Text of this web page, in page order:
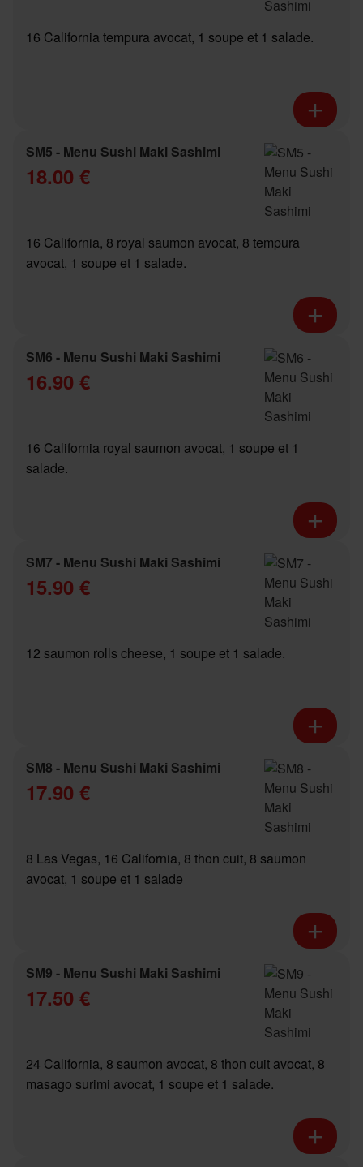
16 California tempura avocat, 1 soupe et 1 salade.
SM5 - Menu Sushi Maki Sashimi
18.00 €
16 California, 8 royal saumon avocat, 8 tempura
avocat, 1 soupe et 1 salade.
SM6 - Menu Sushi Maki Sashimi
16.90 €
16 California royal saumon avocat, 1 soupe et 1
salade.
SM7 - Menu Sushi Maki Sashimi
15.90 €
12 saumon rolls cheese, 1 soupe et 1 salade.
SM8 - Menu Sushi Maki Sashimi
17.90 €
8 Las Vegas, 16 California, 8 thon cuit, 8 saumon
avocat, 1 soupe et 1 salade
SM9 - Menu Sushi Maki Sashimi
17.50 €
24 California, 8 saumon avocat, 8 thon cuit avocat, 8
masago surimi avocat, 1 soupe et 1 salade.